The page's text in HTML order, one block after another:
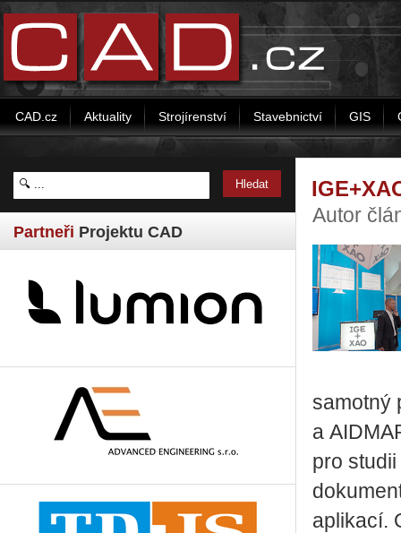
CAD.cz Aktuality Strojírenství Stavebnictví GIS
Partneři Projektu CAD
Autor
samotný
a
pro
aplikací.